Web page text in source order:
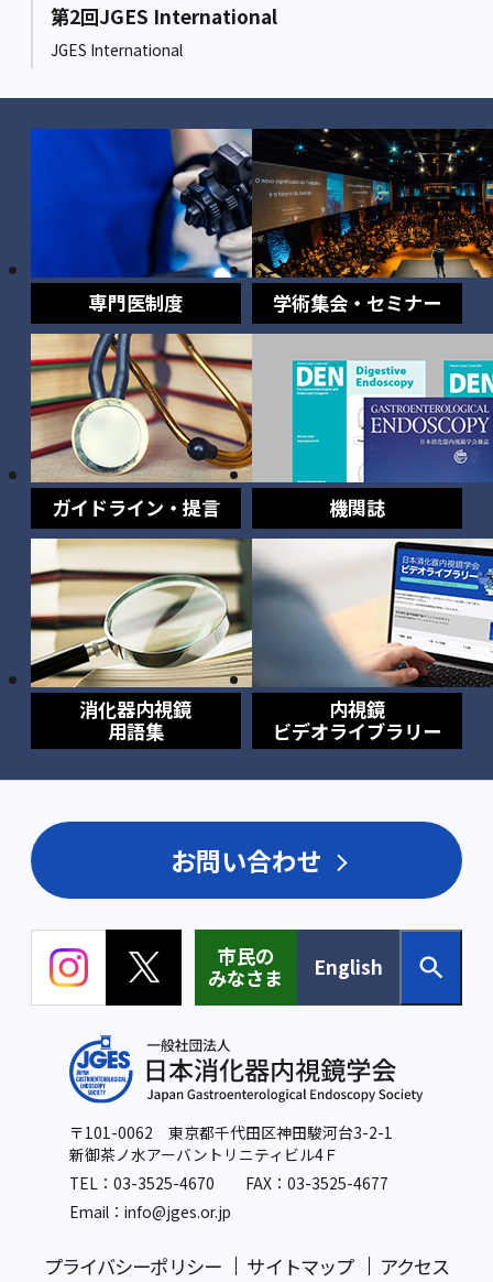
第2回JGES International
JGES International
専門医制度 学術集会・セミナー
ガイドライン・提言 機関誌
消化器内視鏡
用語集
内視鏡
ビデオライブラリー
お問い合わせ
市民の
みなさま
English
〒101-0062 東京都千代田区神田駿河台3-2-1
新御茶ノ水アーバントリニティビル4Ｆ
TEL：03-3525-4670 FAX：03-3525-4677
Email：info@jges.or.jp
プライバシーポリシー サイトマップ アクセス